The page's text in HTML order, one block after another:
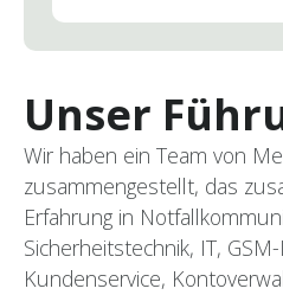
Unser
Wir haben ein Team von
zusammengestellt, das
Erfahrung in
Sicherheitstechnik, IT,
Kundenservice,